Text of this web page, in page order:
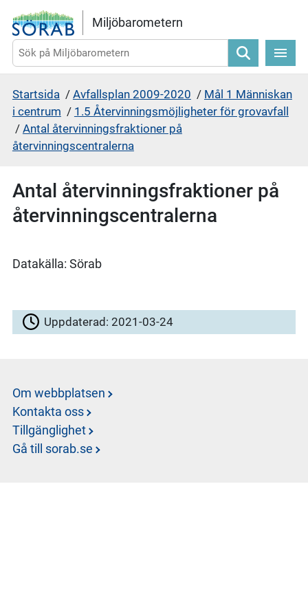
Gå direkt till sidans innehåll
Miljöbarometern
Sök
Startsida / Avfallsplan 2009-2020 / Mål 1 Människan
i centrum / 1.5 Återvinningsmöjligheter för grovavfall
/ Antal återvinningsfraktioner på
återvinningscentralerna
Antal återvinningsfraktioner på
återvinningscentralerna
Datakälla: Sörab
Uppdaterad:2021-03-24
Om webbplatsen
Kontakta oss
Tillgänglighet
Gå till sorab.se